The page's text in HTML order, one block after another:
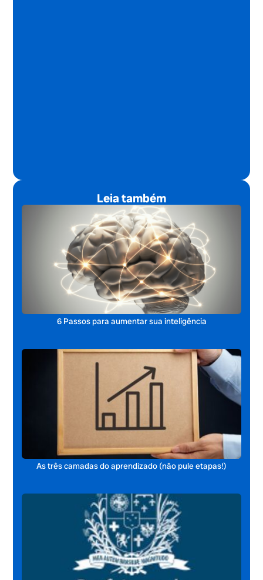
Leia também
6 Passos para aumentar sua inteligência
As três camadas do aprendizado (não pule etapas!)